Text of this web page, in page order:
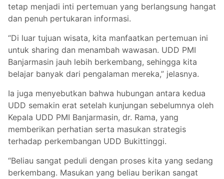
tetap menjadi inti pertemuan yang berlangsung hangat
dan penuh pertukaran informasi.
“Di luar tujuan wisata, kita manfaatkan pertemuan ini
untuk sharing dan menambah wawasan. UDD PMI
Banjarmasin jauh lebih berkembang, sehingga kita
belajar banyak dari pengalaman mereka,” jelasnya.
Ia juga menyebutkan bahwa hubungan antara kedua
UDD semakin erat setelah kunjungan sebelumnya oleh
Kepala UDD PMI Banjarmasin, dr. Rama, yang
memberikan perhatian serta masukan strategis
terhadap perkembangan UDD Bukittinggi.
“Beliau sangat peduli dengan proses kita yang sedang
berkembang. Masukan yang beliau berikan sangat